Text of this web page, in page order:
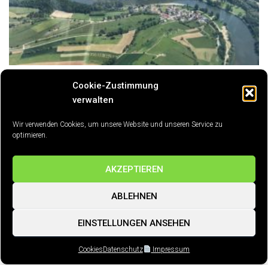
Cookie-Zustimmung
verwalten
Wir verwenden Cookies, um unsere Website und unseren Service zu
optimieren.
AKZEPTIEREN
ABLEHNEN
EINSTELLUNGEN ANSEHEN
CookiesDatenschutz Impressum
Flugfreunde Neckartal-Odenwald e.V. – Facebook-Gruppe